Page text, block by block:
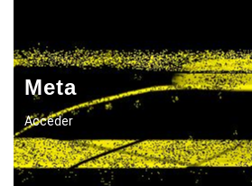
Meta
Acceder